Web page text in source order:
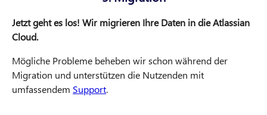
Jetzt geht es los! Wir migrieren Ihre Daten in die Atlassian
Cloud.
Mögliche Probleme beheben wir schon während der
Migration und unterstützen die Nutzenden mit
umfassendem Support.